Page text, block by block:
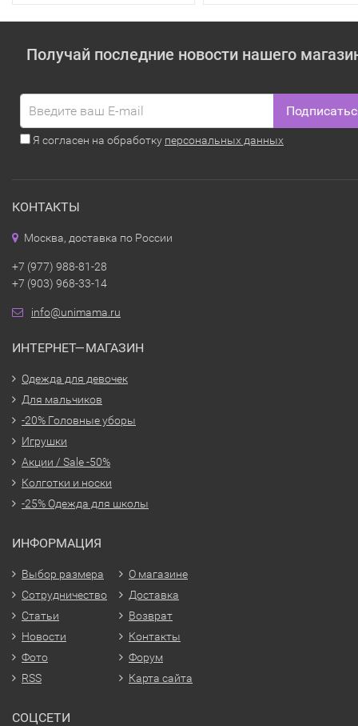
Получай последние новости нашего
Я согласен на обработку персональных данных
КОНТАКТЫ
Москва, доставка по России
+7 (977) 988-81-28
+7 (903) 968-33-14
info@unimama.ru
ИНТЕРНЕТ—МАГАЗИН
Одежда для девочек
Для мальчиков
-20% Головные уборы
Игрушки
Акции / Sale -50%
Колготки и носки
-25% Одежда для школы
ИНФОРМАЦИЯ
Выбор размера
Сотрудничество
Статьи
Новости
Фото
RSS
О магазине
Доставка
Возврат
Контакты
Форум
Карта сайта
СОЦСЕТИ